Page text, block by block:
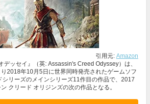
引用元: Amazon
デッセイ』（英: Assassin's Creed Odyssey）は、
2018年10月5日に世界同時発売されたゲームソフ
シリーズのメインシリーズ11作目の作品で、2017
クリード オリジンズの次の作品となる。